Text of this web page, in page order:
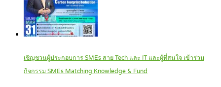
เชิญชวนผู้ประกอบการ SMEs สาย Tech และ IT และผู้ที่สนใจ เข้าร่วม
กิจกรรม SMEs Matching Knowledge & Fund